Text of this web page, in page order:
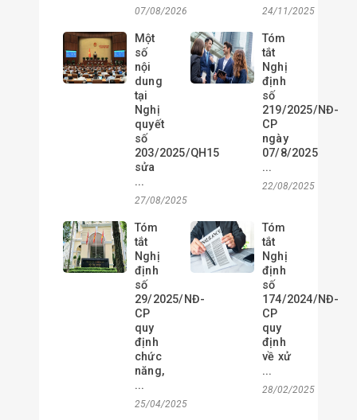
07/08/2026 24/11/2025
Một
số
nội
dung
tại
Nghị
quyết
số
203/2025/QH15
sửa
...
27/08/2025
Tóm
tắt
Nghị
định
số
219/2025/NĐ-
CP
ngày
07/8/2025
...
22/08/2025
Tóm
tắt
Nghị
định
số
29/2025/NĐ-
CP
quy
định
chức
năng,
...
25/04/2025
Tóm
tắt
Nghị
định
số
174/2024/NĐ-
CP
quy
định
về xử
...
28/02/2025